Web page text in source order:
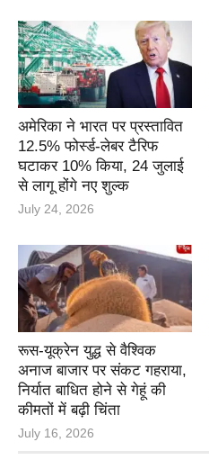
अमेरिका ने भारत पर प्रस्तावित
12.5% फोर्स्ड-लेबर टैरिफ
घटाकर 10% किया, 24 जुलाई
से लागू होंगे नए शुल्क
July 24, 2026
रूस-यूक्रेन युद्ध से वैश्विक
अनाज बाजार पर संकट गहराया,
निर्यात बाधित होने से गेहूं की
कीमतों में बढ़ी चिंता
July 16, 2026